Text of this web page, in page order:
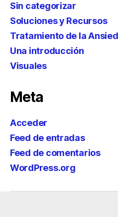
Sin categorizar
Soluciones y Recursos
Tratamiento de la
Una introducción
Visuales
Meta
Acceder
Feed de entradas
Feed de comentarios
WordPress.org